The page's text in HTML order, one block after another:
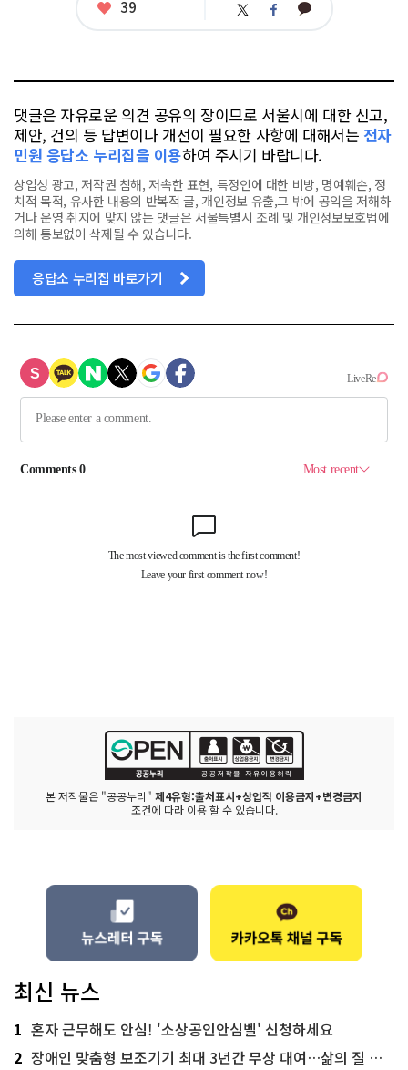
좋
39 트 페 카
댓글은 자유로운 의견 공유의 장이므로 서울시에 대한 신고,
제안, 건의 등 답변이나 개선이 필요한 사항에 대해서는 전자
민원 응답소 누리집을 이용하여 주시기 바랍니다.
상업성 광고, 저작권 침해, 저속한 표현, 특정인에 대한 비방, 명예훼손, 정
치적 목적, 유사한 내용의 반복적 글, 개인정보 유출,그 밖에 공익을 저해하
거나 운영 취지에 맞지 않는 댓글은 서울특별시 조례 및 개인정보보호법에
의해 통보없이 삭제될 수 있습니다.
응답소 누리집 바로가기
본 저작물은 "공공누리" 제4유형:출처표시+상업적 이용금지+변경금지
조건에 따라 이용 할 수 있습니다.
최신 뉴스
1 혼자 근무해도 안심! '소상공인안심벨' 신청하세요
2 장애인 맞춤형 보조기기 최대 3년간 무상 대여…삶의 질 높인다